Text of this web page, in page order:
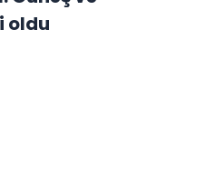
oldu